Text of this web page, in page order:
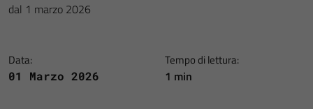
dal 1 marzo 2026
Data:
01 Marzo 2026
Tempo di lettura:
1 min